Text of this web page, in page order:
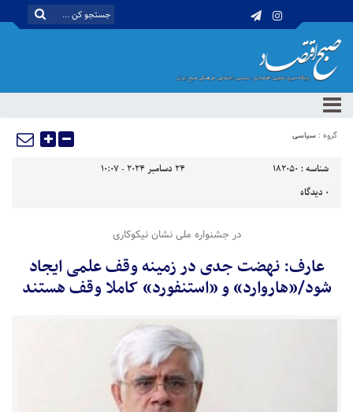
گروه : سیاسی
شناسه : 182050
24 دسامبر 2024 - 10:07
0 دیدگاه
در جشنواره ملی نشان نیکوکاری
عارف: نهضت جدی در زمینه وقف علمی ایجاد
شود/«هاروارد» و «استنفورد» کاملا وقف هستند